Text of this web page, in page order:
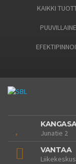
KAIKKI
Junatie 2
VANTAA